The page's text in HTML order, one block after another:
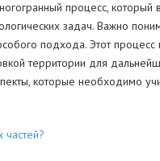
РАЗБОРКА
процесс,
задач. Важно
подхода. Этот
территории для
которые необходимо